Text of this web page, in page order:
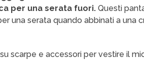
per una serata fuori. Questi
una serata quando abbinati a una
scarpe e accessori per vestire il